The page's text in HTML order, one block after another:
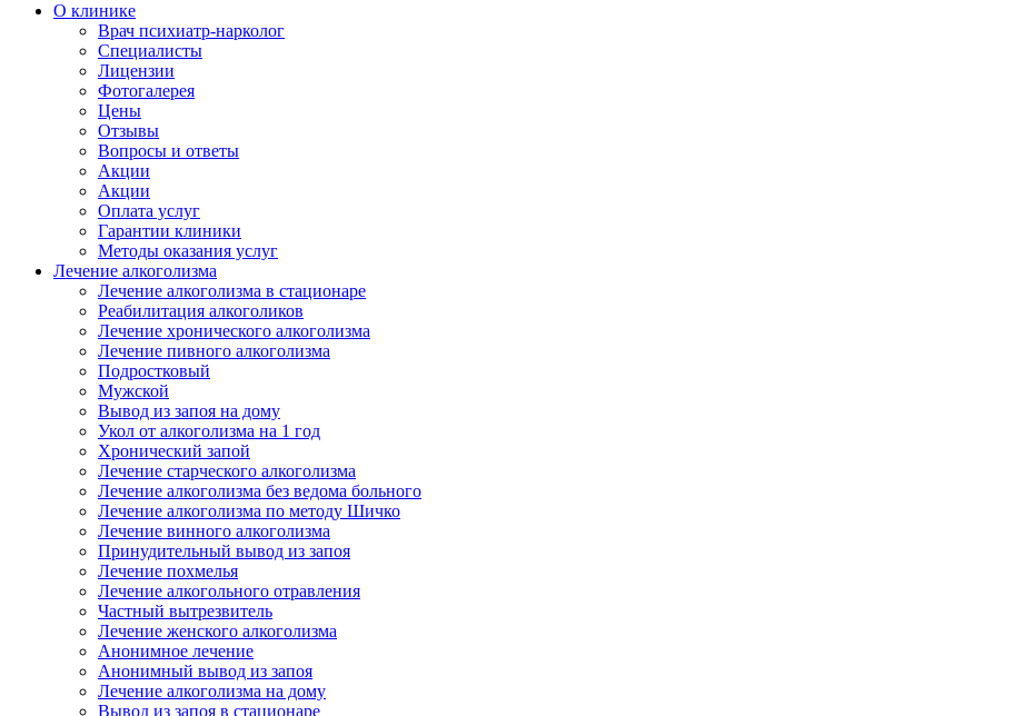
О клинике
Врач психиатр-нарколог
Специалисты
Лицензии
Фотогалерея
Цены
Отзывы
Вопросы и ответы
Акции
Акции
Оплата услуг
Гарантии клиники
Методы оказания услуг
Лечение алкоголизма
Лечение алкоголизма в стационаре
Реабилитация алкоголиков
Лечение хронического алкоголизма
Лечение пивного алкоголизма
Подростковый
Мужской
Вывод из запоя на дому
Укол от алкоголизма на 1 год
Хронический запой
Лечение старческого алкоголизма
Лечение алкоголизма без ведома больного
Лечение алкоголизма по методу Шичко
Лечение винного алкоголизма
Принудительный вывод из запоя
Лечение похмелья
Лечение алкогольного отравления
Частный вытрезвитель
Лечение женского алкоголизма
Анонимное лечение
Анонимный вывод из запоя
Лечение алкоголизма на дому
Вывод из запоя в стационаре